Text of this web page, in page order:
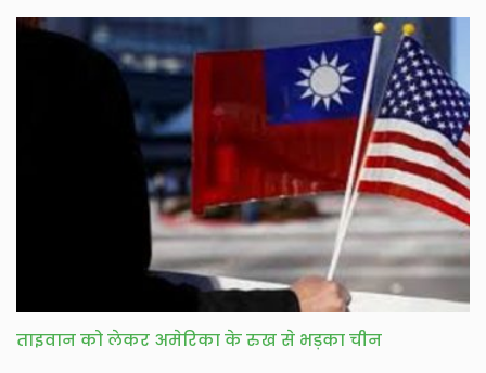
ताइवान को लेकर अमेरिका के रुख से भड़का चीन